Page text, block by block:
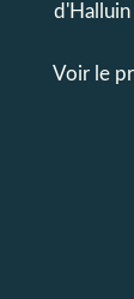
d'Halluin
Voir le